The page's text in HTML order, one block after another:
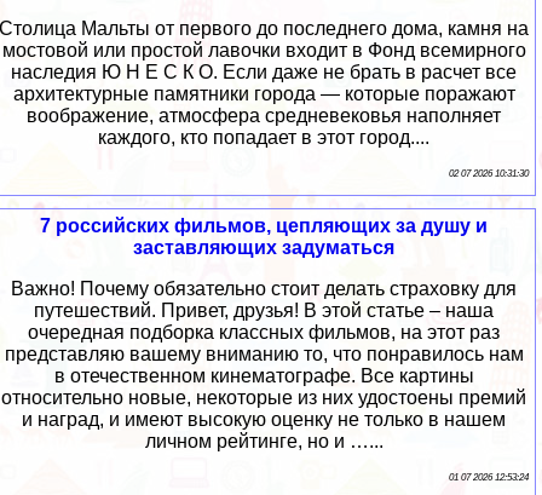
Столица Мальты от первого до последнего дома, камня на
мостовой или простой лавочки входит в Фонд всемирного
наследия Ю Н Е С К О. Если даже не брать в расчет все
архитектурные памятники города — которые поражают
воображение, атмосфера средневековья наполняет
каждого, кто попадает в этот город....
02 07 2026 10:31:30
7 российских фильмов, цепляющих за душу и
заставляющих задуматься
Важно! Почему обязательно стоит делать страховку для
путешествий. Привет, друзья! В этой статье – наша
очередная подборка классных фильмов, на этот раз
представляю вашему вниманию то, что понравилось нам
в отечественном кинематографе. Все картины
относительно новые, некоторые из них удостоены премий
и наград, и имеют высокую оценку не только в нашем
личном рейтинге, но и …...
01 07 2026 12:53:24